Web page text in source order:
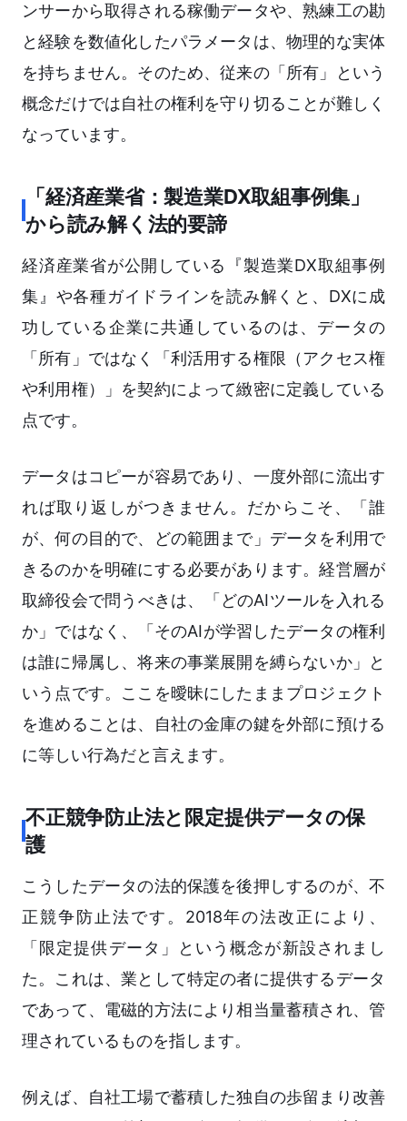
ンサーから取得される稼働データや、熟練工の勘
と経験を数値化したパラメータは、物理的な実体
を持ちません。そのため、従来の「所有」という
概念だけでは自社の権利を守り切ることが難しく
なっています。
「経済産業省：製造業DX取組事例集」
から読み解く法的要諦
経済産業省が公開している『製造業DX取組事例
集』や各種ガイドラインを読み解くと、DXに成
功している企業に共通しているのは、データの
「所有」ではなく「利活用する権限（アクセス権
や利用権）」を契約によって緻密に定義している
点です。
データはコピーが容易であり、一度外部に流出す
れば取り返しがつきません。だからこそ、「誰
が、何の目的で、どの範囲まで」データを利用で
きるのかを明確にする必要があります。経営層が
取締役会で問うべきは、「どのAIツールを入れる
か」ではなく、「そのAIが学習したデータの権利
は誰に帰属し、将来の事業展開を縛らないか」と
いう点です。ここを曖昧にしたままプロジェクト
を進めることは、自社の金庫の鍵を外部に預ける
に等しい行為だと言えます。
不正競争防止法と限定提供データの保
護
こうしたデータの法的保護を後押しするのが、不
正競争防止法です。2018年の法改正により、
「限定提供データ」という概念が新設されまし
た。これは、業として特定の者に提供するデータ
であって、電磁的方法により相当量蓄積され、管
理されているものを指します。
例えば、自社工場で蓄積した独自の歩留まり改善